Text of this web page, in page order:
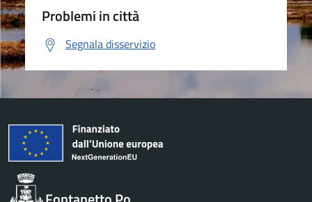
Problemi in città
Segnala disservizio